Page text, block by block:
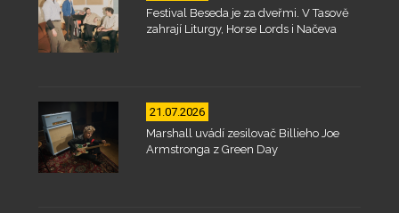
Festival Beseda je za dveřmi. V Tasově
zahrají Liturgy, Horse Lords i Načeva
21.07.2026
Marshall uvádí zesilovač Billieho Joe
Armstronga z Green Day